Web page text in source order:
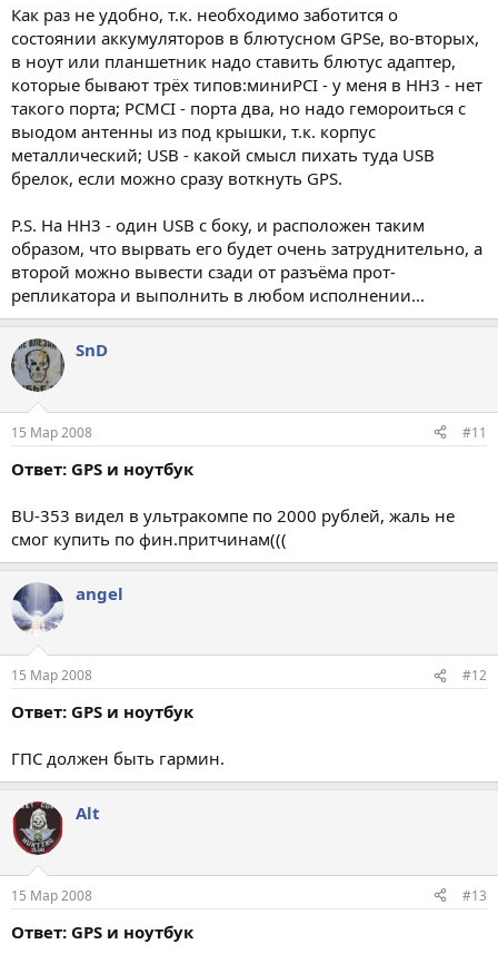
Как раз не удобно, т.к. необходимо заботится о
состоянии аккумуляторов в блютусном GPSе, во-вторых,
в ноут или планшетник надо ставить блютус адаптер,
которые бывают трёх типов:миниPCI - у меня в HH3 - нет
такого порта; PCMCI - порта два, но надо гемороиться с
выодом антенны из под крышки, т.к. корпус
металлический; USB - какой смысл пихать туда USB
брелок, если можно сразу воткнуть GPS.
P.S. На НН3 - один USB с боку, и расположен таким
образом, что вырвать его будет очень затруднительно, а
второй можно вывести сзади от разъёма прот-
репликатора и выполнить в любом исполнении...
SnD
15 Мар 2008 #11
Ответ: GPS и ноутбук
BU-353 видел в ультракомпе по 2000 рублей, жаль не
смог купить по фин.притчинам(((
angel
15 Мар 2008 #12
Ответ: GPS и ноутбук
ГПС должен быть гармин.
Alt
15 Мар 2008 #13
Ответ: GPS и ноутбук